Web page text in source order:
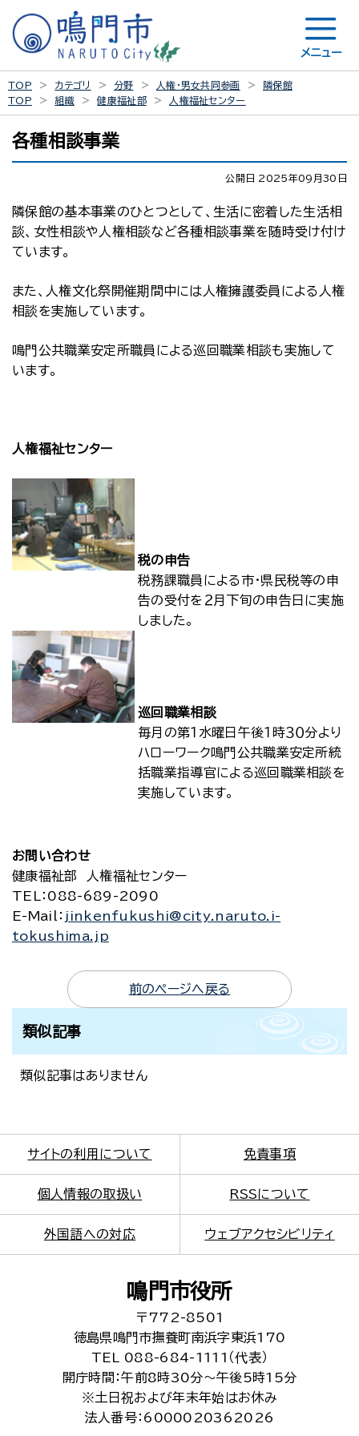
メニュー
TOP カテゴリ 分野 人権・男女共同参画
隣保館
TOP
組織 健康福祉部 人権福祉センター
各種相談事業
公開日 2025年09月30日
隣保館の基本事業のひとつとして、生活に密着した生活相
談、女性相談や人権相談など各種相談事業を随時受け付け
ています。
また、人権文化祭開催期間中には人権擁護委員による人権
相談を実施しています。
鳴門公共職業安定所職員による巡回職業相談も実施して
います。
人権福祉センター
税の申告
税務課職員による市･県民税等の申
告の受付を２月下旬の申告日に実施
しました。
巡回職業相談
毎月の第１水曜日午後１時３０分より
ハローワーク鳴門公共職業安定所統
括職業指導官による巡回職業相談を
実施しています。
お問い合わせ
健康福祉部 人権福祉センター
TEL
：088-689-2090
E-Mail
： jinkenfukushi@city.naruto.i-
tokushima.jp
前のページへ戻る
類似記事
類似記事はありません
サイトの利用について 免責事項
個人情報の取扱い RSSについて
外国語への対応 ウェブアクセシビリティ
鳴門市役所
〒772-8501
徳島県鳴門市撫養町南浜字東浜170
TEL 088-684-1111（代表）
開庁時間：午前8時30分～午後5時15分
※土日祝および年末年始はお休み
法人番号：6000020362026